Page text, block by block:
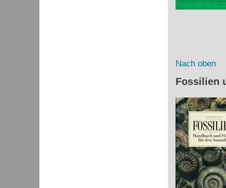
Nach oben
Fossilien